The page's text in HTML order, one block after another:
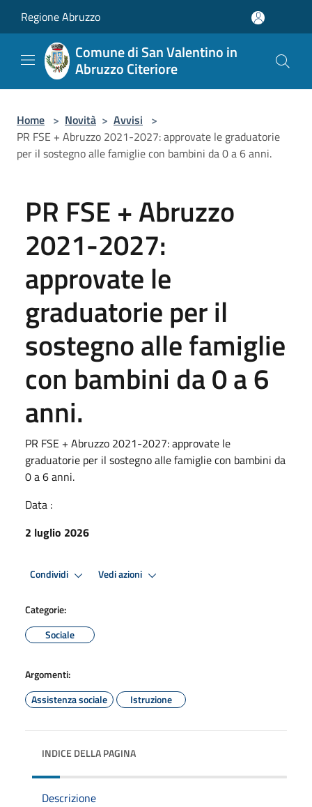
Regione Abruzzo
Comune di San Valentino in
Abruzzo Citeriore
Home > Novità > Avvisi >
PR FSE + Abruzzo 2021-2027: approvate le graduatorie
per il sostegno alle famiglie con bambini da 0 a 6 anni.
PR FSE + Abruzzo
2021-2027:
approvate le
graduatorie per il
sostegno alle famiglie
con bambini da 0 a 6
anni.
PR FSE + Abruzzo 2021-2027: approvate le
graduatorie per il sostegno alle famiglie con bambini da
0 a 6 anni.
Data :
2 luglio 2026
Condividi Vedi azioni
Categorie:
Sociale
Argomenti:
Assistenza sociale
Istruzione
INDICE DELLA PAGINA
Descrizione